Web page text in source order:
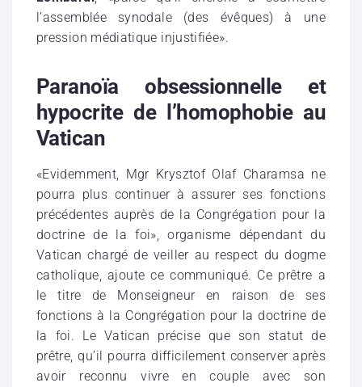
l’assemblée synodale (des évêques) à une
pression médiatique injustifiée».
Paranoïa obsessionnelle et
hypocrite de l’homophobie au
Vatican
«Evidemment, Mgr Krysztof Olaf Charamsa ne
pourra plus continuer à assurer ses fonctions
précédentes auprès de la Congrégation pour la
doctrine de la foi», organisme dépendant du
Vatican chargé de veiller au respect du dogme
catholique, ajoute ce communiqué. Ce prêtre a
le titre de Monseigneur en raison de ses
fonctions à la Congrégation pour la doctrine de
la foi. Le Vatican précise que son statut de
prêtre, qu’il pourra difficilement conserver après
avoir reconnu vivre en couple avec son